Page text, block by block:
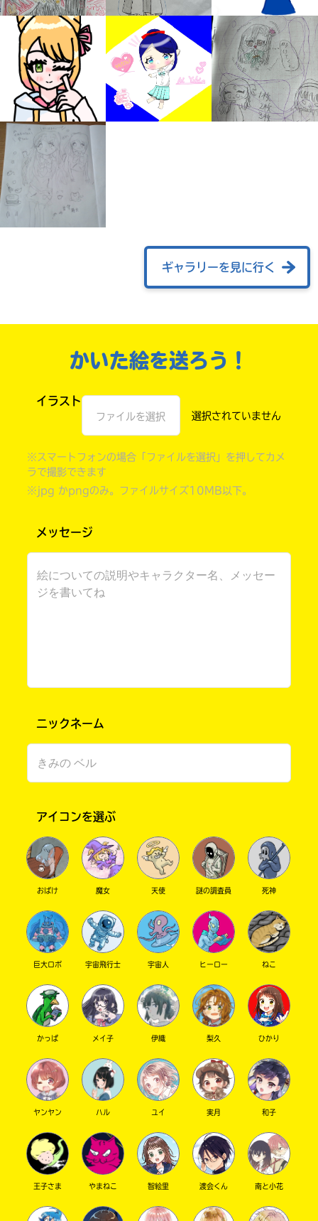
自分だけの
みんなからのお手紙が
このマチのことを
もっと知りたい
キミに
ギャラリーを見に行く
かいた絵を送ろう！
イラスト
ファイルを選択
※スマートフォンの場合「ファイルを選択」を押してカメ
ラで撮影できます
※jpg かpngのみ。ファイルサイズ10MB以下。
メッセージ
ニックネーム
アイコンを選ぶ
おばけ 魔女 天使 謎の調査員 死神
巨大ロボ 宇宙飛行士 宇宙人 ヒーロー ねこ
かっぱ メイ子 伊織 梨久 ひかり
ヤンヤン ハル ユイ 実月 和子
王子さま やまねこ 智絵里 渡会くん 南と小花